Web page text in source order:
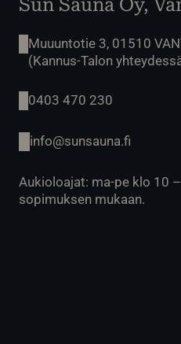
Muuuntotie 3, 01510
(Kannus-Talon
0403 470 230
info@sunsauna.fi
Aukioloajat: ma-pe klo 10
sopimuksen mukaan.